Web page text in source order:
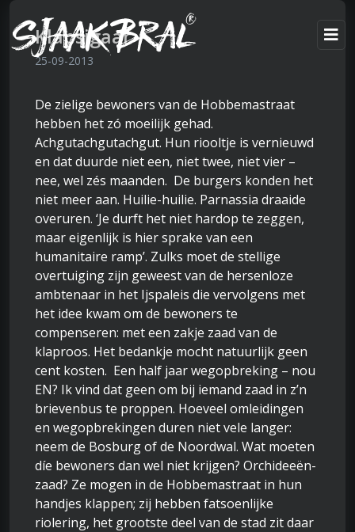
Klapsigaar
25-09-2013
De zielige bewoners van de Hobbemastraat
hebben het zó moeilijk gehad.
Achgutachgutachgut. Hun riooltje is vernieuwd
en dat duurde niet een, niet twee, niet vier –
nee, wel zés maanden. De burgers konden het
niet meer aan. Huilie-huilie. Parnassia draaide
overuren. ‘Je durft het niet hardop te zeggen,
maar eigenlijk is hier sprake van een
humanitaire ramp’. Zulks moet de stellige
overtuiging zijn geweest van de hersenloze
ambtenaar in het Ijspaleis die vervolgens met
het idee kwam om de bewoners te
compenseren: met een zakje zaad van de
klaproos. Het bedankje mocht natuurlijk geen
cent kosten. Een half jaar wegopbreking – nou
EN? Ik vind dat geen om bij iemand zaad in z’n
brievenbus te proppen. Hoeveel omleidingen
en wegopbrekingen duren niet vele langer:
neem de Bosburg of de Noordwal. Wat moeten
díe bewoners dan wel niet krijgen? Orchideeën-
zaad? Ze mogen in de Hobbemastraat in hun
handjes klappen; zij hebben fatsoenlijke
riolering, het grootste deel van de stad zit daar